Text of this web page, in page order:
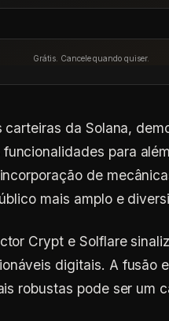
Grátis. Cancele quando quiser.
da Solana,
para
de
mais amplo e
Crypt e Solflare
digitais. A fusão
robustas pode ser um